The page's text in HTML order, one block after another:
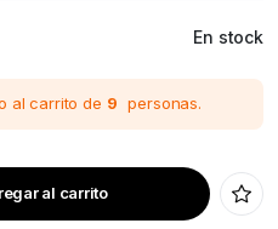
En stock
al carrito de 9 personas.
al carrito